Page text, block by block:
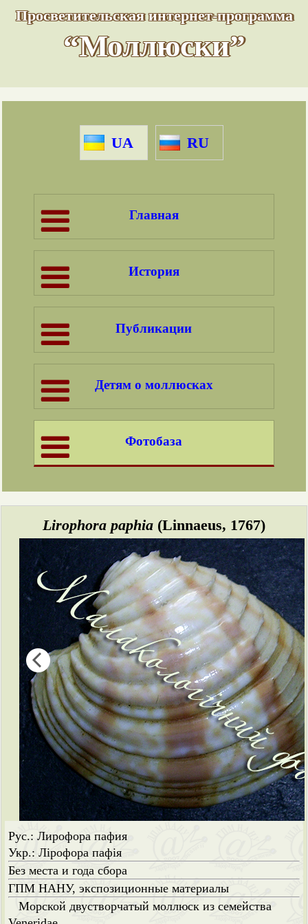
Просветительская интернет-программа
“Моллюски”
UA RU
Главная
История
Публикации
Детям о моллюсках
Фотобаза
Lirophora paphia(Linnaeus, 1767)
Рус.: Лирофора пафия
Укр.: Лірофора пафія
Без места и года сбора
ГПМ НАНУ, экспозиционные материалы
Морской двустворчатый моллюск из семейства